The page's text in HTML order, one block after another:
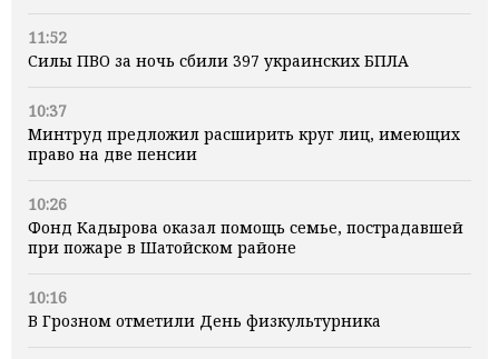
11:52
Силы ПВО за ночь сбили 397 украинских БПЛА
10:37
Минтруд предложил расширить круг лиц, имеющих
право на две пенсии
10:26
Фонд Кадырова оказал помощь семье, пострадавшей
при пожаре в Шатойском районе
10:16
В Грозном отметили День физкультурника